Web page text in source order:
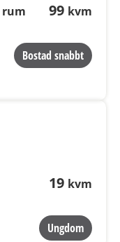
rum 99 kvm
Bostad snabbt
19 kvm
Ungdom